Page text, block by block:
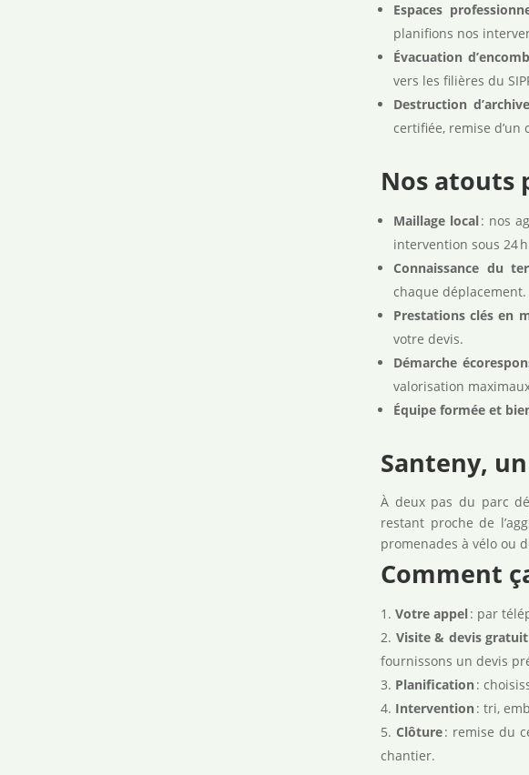
Espaces
planifions nos
Évacuation
vers les filières du
Destruction
certifiée, remise d’un
Nos atouts
Maillage local: nos
intervention sous 24
Connaissance du
chaque déplacement.
Prestations clés en
votre devis.
Démarche
valorisation
Équipe formée et
Santeny,
À deux pas du parc
restant proche de
promenades à vélo ou
Comment
Votre appel: par
Visite & devis gratuit
fournissons un devis
Planification :
Intervention : tri,
Clôture: remise du
chantier.